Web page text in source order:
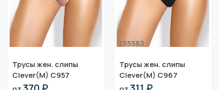
Трусы жен. слипы
Clever(M) C957
Трусы жен. слипы
Clever(M) C967